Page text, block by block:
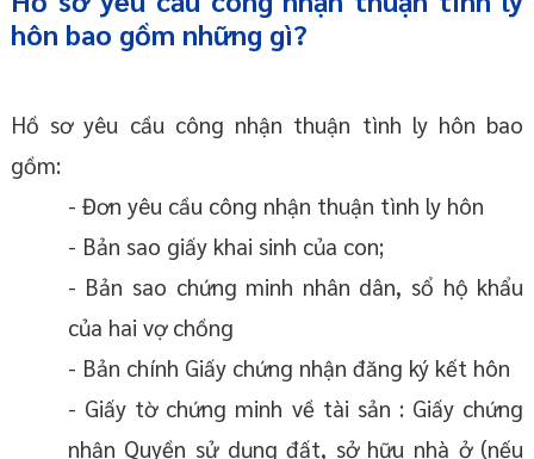
hôn bao gồm những gì?
Hồ sơ yêu cầu công nhận thuận tình ly hôn bao
gồm:
- Đơn yêu cầu công nhận thuận tình ly hôn
- Bản sao giấy khai sinh của con;
- Bản sao chứng minh nhân dân, sổ hộ khẩu
của hai vợ chồng
- Bản chính Giấy chứng nhận đăng ký kết hôn
- Giấy tờ chứng minh về tài sản : Giấy chứng
nhận Quyền sử dụng đất, sở hữu nhà ở (nếu